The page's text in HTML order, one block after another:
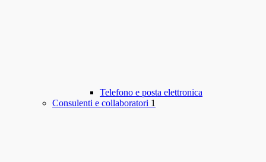
Telefono e posta elettronica
Consulenti e collaboratori 1